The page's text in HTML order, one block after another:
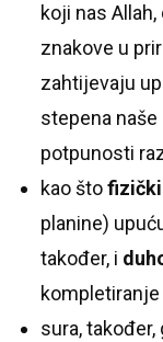
koji nas
znakove u
zahtijevaju
stepena
potpunosti
kao što
planine)
također, i
sura, također,